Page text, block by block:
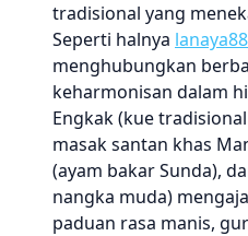
tradisional yang
Seperti halnya
menghubungkan
keharmonisan dalam
Engkak (kue
masak santan khas
(ayam bakar Sunda),
nangka muda)
paduan rasa manis,